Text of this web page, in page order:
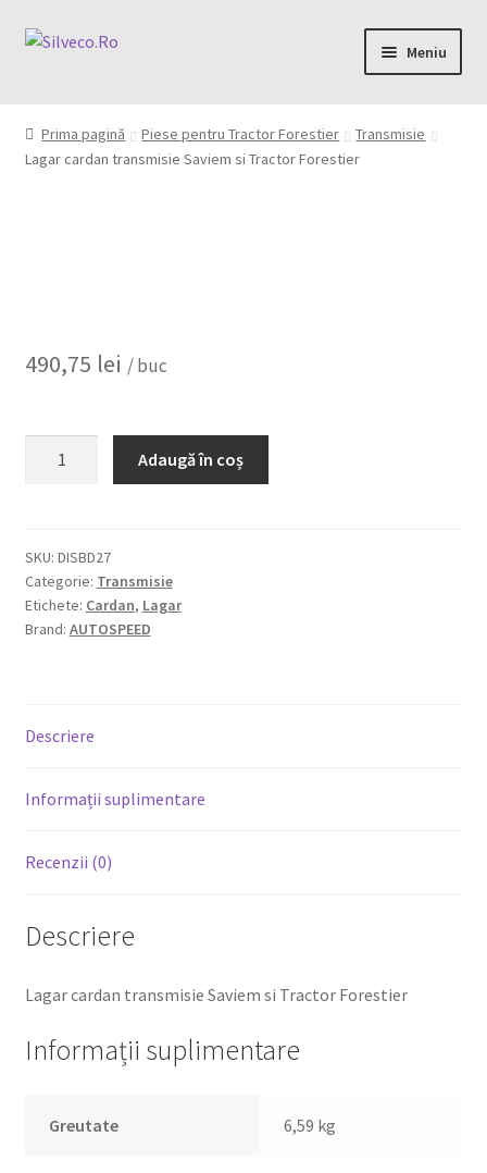
Meniu
Despre
Prima pagină Piese pentru Tractor Forestier
Transmisie
Lagar cardan transmisie Saviem si Tractor Forestier
490,75 lei / buc
Adaugă în coș
SKU: DISBD27
Categorie: Transmisie
Etichete: Cardan, Lagar
Brand: AUTOSPEED
Descriere
Informații suplimentare
Recenzii (0)
Descriere
Lagar cardan transmisie Saviem si Tractor Forestier
Informații suplimentare
Greutate 6,59 kg